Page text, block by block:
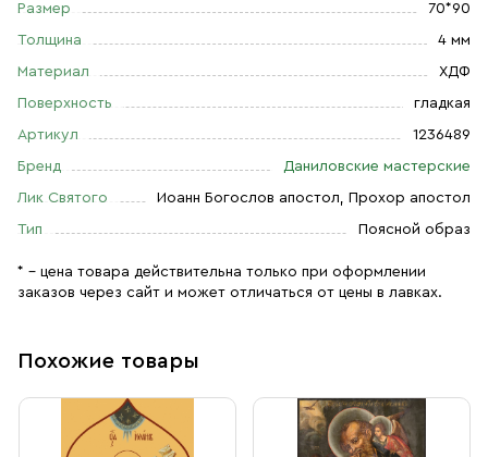
Размер 70*90
Толщина 4 мм
Материал ХДФ
Поверхность гладкая
Артикул 1236489
Бренд Даниловские мастерские
Лик Святого Иоанн Богослов апостол, Прохор апостол
Тип Поясной образ
* – цена товара действительна только при оформлении
заказов через сайт и может отличаться от цены в лавках.
Похожие товары